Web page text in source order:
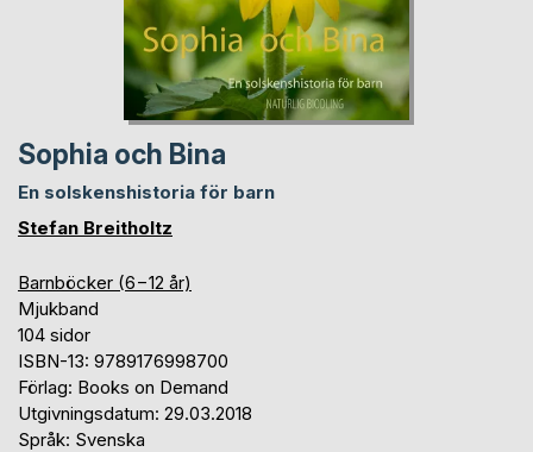
Sophia och Bina
En solskenshistoria för barn
Stefan Breitholtz
Barnböcker (6−12 år)
Mjukband
104 sidor
ISBN-13: 9789176998700
Förlag: Books on Demand
Utgivningsdatum: 29.03.2018
Språk: Svenska